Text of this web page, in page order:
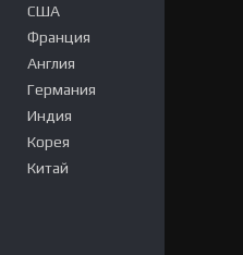
США
Франция
Англия
Германия
Индия
Корея
Китай